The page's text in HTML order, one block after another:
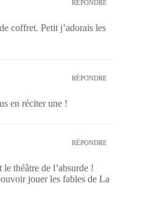
RÉPONDRE
coffret. Petit j’adorais les
RÉPONDRE
en réciter une !
RÉPONDRE
théâtre de l’absurde !
jouer les fables de La